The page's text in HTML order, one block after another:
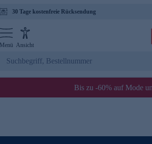
30 Tage kostenfreie Rücksendung
Menü Ansicht
Bis zu -60% auf Mode